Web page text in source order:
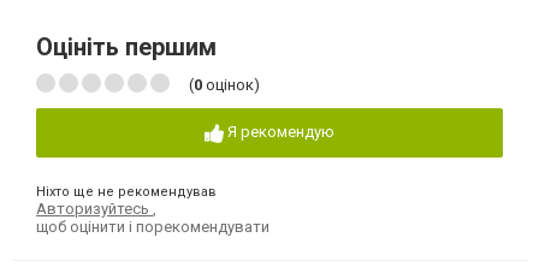
Оцініть першим
(0 оцінок)
Я рекомендую
Ніхто ще не рекомендував
Авторизуйтесь
щоб оцінити і порекомендувати